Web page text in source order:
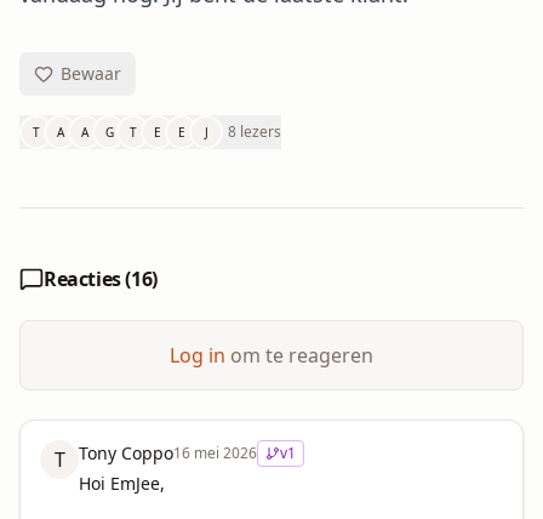
Bewaar
T A A G T E E J 8 lezers
Reacties (16)
Log in om te reageren
T Tony Coppo16 mei 2026 v1
Hoi EmJee,